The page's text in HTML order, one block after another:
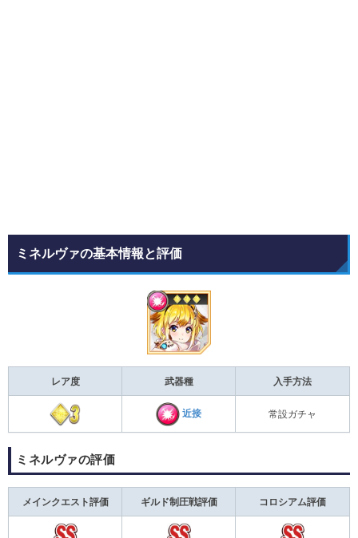
ミネルヴァの基本情報と評価
レア度 武器種 入手方法
近接 常設ガチャ
ミネルヴァの評価
メインクエスト評価 ギルド制圧戦評価 コロシアム評価